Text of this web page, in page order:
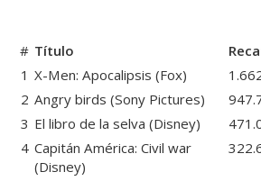
# Título
1 X-Men: Apocalipsis (Fox)
2 Angry birds (Sony Pictures)
3 El libro de la selva (Disney)
4 Capitán América: Civil war
(Disney)